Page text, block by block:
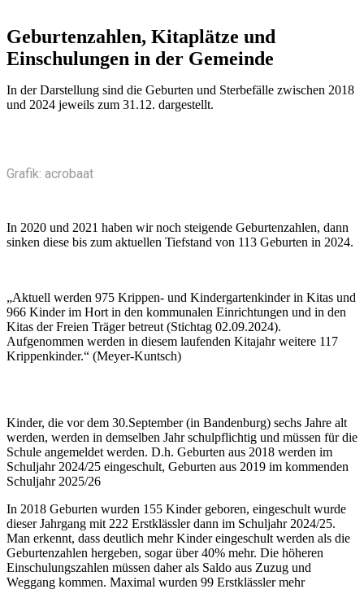
Geburtenzahlen, Kitaplätze und
Einschulungen in der Gemeinde
In der Darstellung sind die Geburten und Sterbefälle zwischen 2018
und 2024 jeweils zum 31.12. dargestellt.
Grafik: acrobaat
In 2020 und 2021 haben wir noch steigende Geburtenzahlen, dann
sinken diese bis zum aktuellen Tiefstand von 113 Geburten in 2024.
„Aktuell werden 975 Krippen- und Kindergartenkinder in Kitas und
966 Kinder im Hort in den kommunalen Einrichtungen und in den
Kitas der Freien Träger betreut (Stichtag 02.09.2024).
Aufgenommen werden in diesem laufenden Kitajahr weitere 117
Krippenkinder.“ (Meyer-Kuntsch)
Kinder, die vor dem 30.September (in Bandenburg) sechs Jahre alt
werden, werden in demselben Jahr schulpflichtig und müssen für die
Schule angemeldet werden. D.h. Geburten aus 2018 werden im
Schuljahr 2024/25 eingeschult, Geburten aus 2019 im kommenden
Schuljahr 2025/26
In 2018 Geburten wurden 155 Kinder geboren, eingeschult wurde
dieser Jahrgang mit 222 Erstklässler dann im Schuljahr 2024/25.
Man erkennt, dass deutlich mehr Kinder eingeschult werden als die
Geburtenzahlen hergeben, sogar über 40% mehr. Die höheren
Einschulungszahlen müssen daher als Saldo aus Zuzug und
Weggang kommen. Maximal wurden 99 Erstklässler mehr